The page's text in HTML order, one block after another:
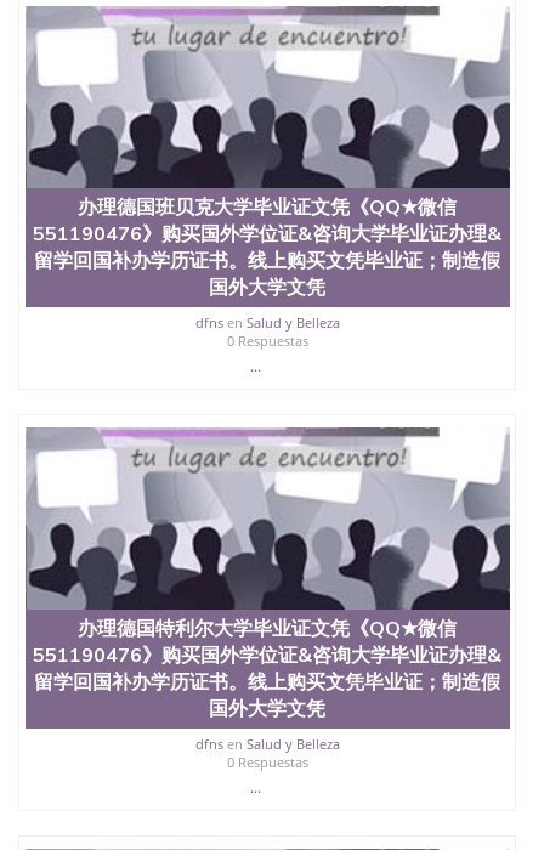
办理德国班贝克大学毕业证文凭《QQ★微信
551190476》购买国外学位证&咨询大学毕业证办理&
留学回国补办学历证书。线上购买文凭毕业证；制造假
国外大学文凭
dfnsen Salud y Belleza
0 Respuestas
...
办理德国特利尔大学毕业证文凭《QQ★微信
551190476》购买国外学位证&咨询大学毕业证办理&
留学回国补办学历证书。线上购买文凭毕业证；制造假
国外大学文凭
dfnsen Salud y Belleza
0 Respuestas
...